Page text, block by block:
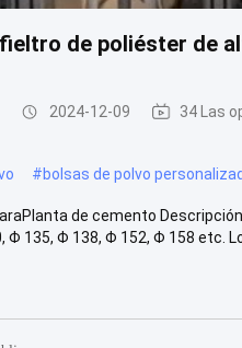
de poliéster de
2024-12-09 34 Las
#bolsas de polvo
de cemento
Φ 135, Φ 138, Φ 152, Φ 158 etc.